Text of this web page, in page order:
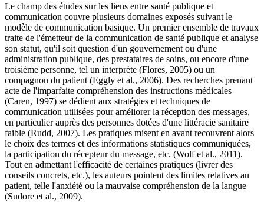
Le champ des études sur les liens entre santé publique et
communication couvre plusieurs domaines exposés suivant le
modèle de communication basique. Un premier ensemble de travaux
traite de l'émetteur de la communication de santé publique et analyse
son statut, qu'il soit question d'un gouvernement ou d'une
administration publique, des prestataires de soins, ou encore d'une
troisième personne, tel un interprète (Flores, 2005) ou un
compagnon du patient (Eggly et al., 2006). Des recherches prenant
acte de l'imparfaite compréhension des instructions médicales
(Caren, 1997) se dédient aux stratégies et techniques de
communication utilisées pour améliorer la réception des messages,
en particulier auprès des personnes dotées d'une littéracie sanitaire
faible (Rudd, 2007). Les pratiques misent en avant recouvrent alors
le choix des termes et des informations statistiques communiquées,
la participation du récepteur du message, etc. (Wolf et al., 2011).
Tout en admettant l'efficacité de certaines pratiques (livrer des
conseils concrets, etc.), les auteurs pointent des limites relatives au
patient, telle l'anxiété ou la mauvaise compréhension de la langue
(Sudore et al., 2009).